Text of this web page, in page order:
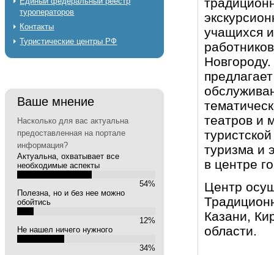
туроператоров
Контакты
Туристические центры РФ
Ваше мнение
Насколько для вас актуальна
предоставленная на портале
информация?
Актуальна, охватывает все
необходимые аспекты
54%
Полезна, но и без нее можно
обойтись
12%
Не нашел ничего нужного
34%
учащихся
театров и
туризма и
в центре
Центр
Казани,
области.